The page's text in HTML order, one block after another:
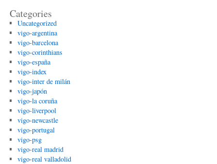
Categories
Uncategorized
vigo-argentina
vigo-barcelona
vigo-corinthians
vigo-españa
vigo-index
vigo-inter de milán
vigo-japón
vigo-la coruña
vigo-liverpool
vigo-newcastle
vigo-portugal
vigo-psg
vigo-real madrid
vigo-real valladolid